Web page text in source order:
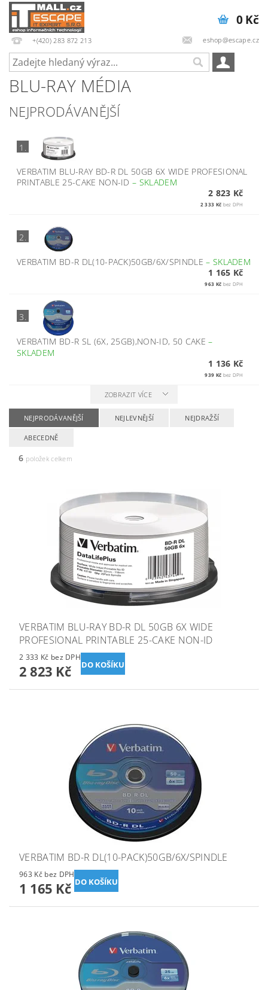
+(420) 283 872 213 eshop@escape.cz
0 Kč
BLU-RAY MÉDIA
NEJPRODÁVANĚJŠÍ
1.
VERBATIM BLU-RAY BD-R DL 50GB 6X WIDE PROFESIONAL
PRINTABLE 25-CAKE NON-ID– SKLADEM
2 823 Kč
2 333 Kč bez DPH
2.
VERBATIM BD-R DL(10-PACK)50GB/6X/SPINDLE– SKLADEM
1 165 Kč
963 Kč bez DPH
3.
VERBATIM BD-R SL (6X, 25GB),NON-ID, 50 CAKE–
SKLADEM
1 136 Kč
939 Kč bez DPH
ZOBRAZIT VÍCE
NEJPRODÁVANĚJŠÍ NEJLEVNĚJŠÍ NEJDRAŽŠÍ
ABECEDNĚ
6 položek celkem
VERBATIM BLU-RAY BD-R DL 50GB 6X WIDE
PROFESIONAL PRINTABLE 25-CAKE NON-ID
2 333 Kč bez DPH
2 823 Kč
VERBATIM BD-R DL(10-PACK)50GB/6X/SPINDLE
963 Kč bez DPH
1 165 Kč